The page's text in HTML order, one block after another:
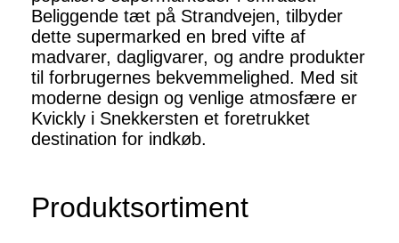
Beliggende tæt på Strandvejen, tilbyder
dette supermarked en bred vifte af
madvarer, dagligvarer, og andre produkter
til forbrugernes bekvemmelighed. Med sit
moderne design og venlige atmosfære er
Kvickly i Snekkersten et foretrukket
destination for indkøb.
Produktsortiment